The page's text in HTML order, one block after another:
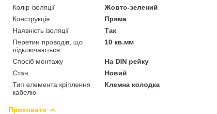
Колір ізоляції
Жовто-зелений
Конструкція
Пряма
Наявність ізоляції
Так
Перетин проводів, що
підключаються
10 кв.мм
Спосіб монтажу
На DIN рейку
Стан
Новий
Тип елемента кріплення
кабелю
Клемна колодка
Приховати